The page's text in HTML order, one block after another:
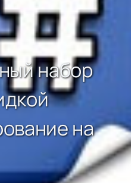
набор
на